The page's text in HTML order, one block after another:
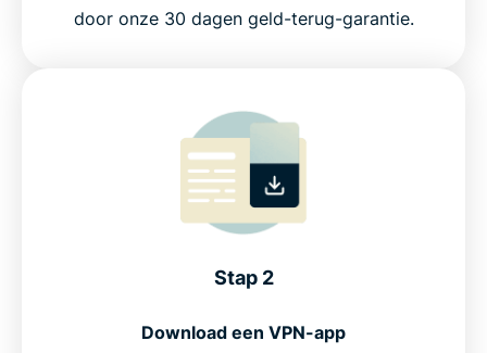
door onze 30 dagen geld-terug-garantie.
Stap 2
Download een VPN-app